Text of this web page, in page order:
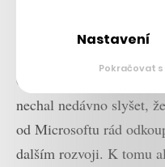
uživatele to ale
Ostatně původní tvůrce
nechal nedávno slyšet, že
od Microsoftu rád
dalším rozvoji. K tomu
Nastavení
Pokračovat